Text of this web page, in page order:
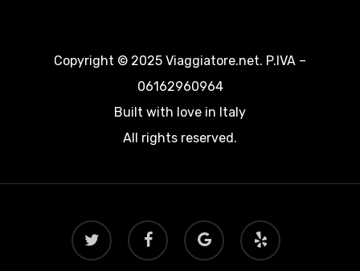
Copyright © 2025 Viaggiatore.net. P.IVA –
06162960964
Built with love in Italy
All rights reserved.
twitter facebook
google-
plus
yelp